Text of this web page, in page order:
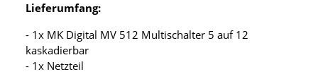
Lieferumfang:
- 1x MK Digital MV 512 Multischalter 5 auf 12
kaskadierbar
- 1x Netzteil